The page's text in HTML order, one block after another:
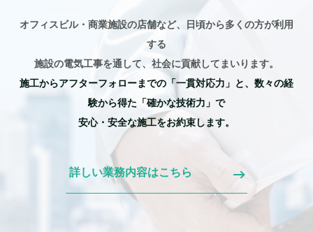
オフィスビル・商業施設の店舗など、日頃から多くの方が利用
する
施設の電気工事を通して、社会に貢献してまいります。
施工からアフターフォローまでの「一貫対応力」と、数々の経
験から得た「確かな技術力」で
安心・安全な施工をお約束します。
詳しい業務内容はこちら